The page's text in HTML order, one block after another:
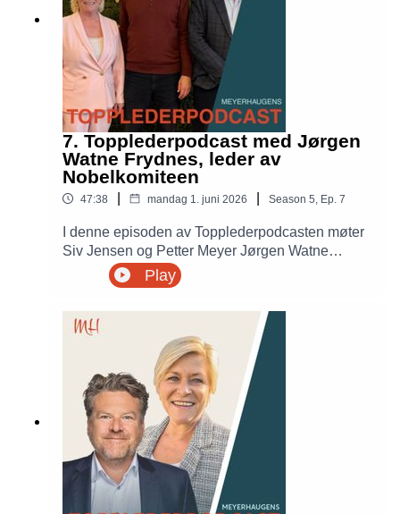
7. Topplederpodcast med Jørgen
Watne Frydnes, leder av
Nobelkomiteen
47:38 mandag 1. juni 2026 Season 5, Ep. 7
I denne episoden av Topplederpodcasten møter
Siv Jensen og Petter Meyer Jørgen Watne
Frydnes, leder av Nobelkomiteen og
generalsekretær i Norsk PEN. Samtalen handler
gode ledere kan utgjøre en forskjell i en stadig
mer urolig verden.
Play